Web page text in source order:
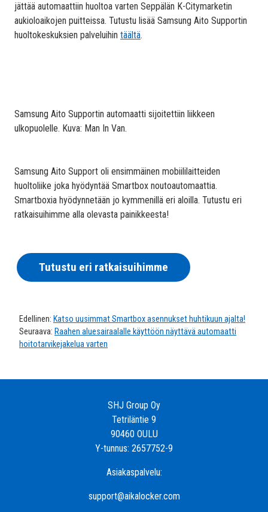
jättää automaattiin huoltoa varten Seppälän K-Citymarketin
aukioloaikojen puitteissa. Tutustu lisää Samsung Aito Supportin
huoltokeskuksien palveluihin täältä.
Samsung Aito Supportin automaatti sijoitettiin liikkeen
ulkopuolelle. Kuva: Man In Van.
Samsung Aito Support oli ensimmäinen mobiililaitteiden
huoltoliike joka hyödyntää Smartbox noutoautomaattia.
Smartboxia hyödynnetään jo kymmenillä eri aloilla. Tutustu eri
ratkaisuihimme alla olevasta painikkeesta!
Tutustu eri ratkaisuihimme
Edellinen: Katso uusimmat Smartbox asennukset huhtikuun ajalta!
Seuraava: Raahen aluesairaalalle käyttöön näyttävä automaatti
hoitotarvikejakelua varten
SHJ Group Oy
Tetriläntie 9
90460 OULU
Y-tunnus: 2657752-9
Asiakaspalvelu:
support@aikalocker.com